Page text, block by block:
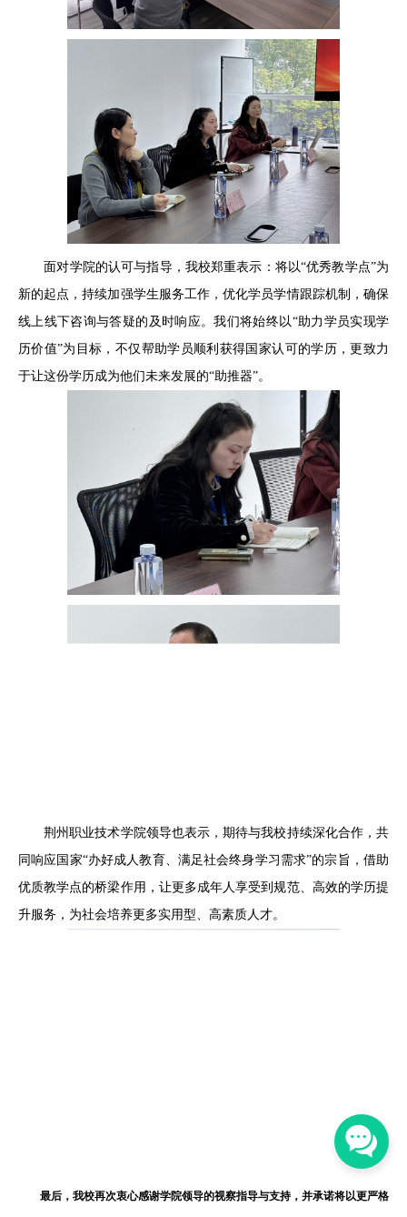
面对学院的认可与指导，我校郑重表示：将以“优秀教学点”为
新的起点，持续加强学生服务工作，优化学员学情跟踪机制，确保
线上线下咨询与答疑的及时响应。我们将始终以“助力学员实现学
历价值”为目标，不仅帮助学员顺利获得国家认可的学历，更致力
于让这份学历成为他们未来发展的“助推器”。
荆州职业技术学院领导也表示，期待与我校持续深化合作，共
同响应国家“办好成人教育、满足社会终身学习需求”的宗旨，借助
优质教学点的桥梁作用，让更多成年人享受到规范、高效的学历提
升服务，为社会培养更多实用型、高素质人才。